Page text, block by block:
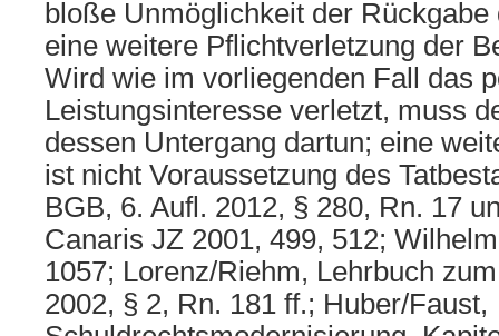
bloße Unmöglichkeit der
eine weitere Pflichtverletzung der
Wird wie im vorliegenden Fall das
Leistungsinteresse verletzt, muss
dessen Untergang dartun; eine
ist nicht Voraussetzung des
BGB, 6. Aufl. 2012, § 280, Rn. 17
Canaris JZ 2001, 499, 512;
1057; Lorenz/Riehm, Lehrbuch
2002, § 2, Rn. 181 ff.; Huber/Faust,